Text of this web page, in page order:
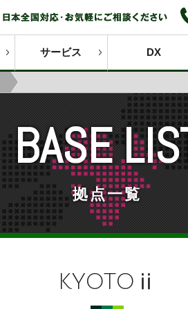
サービス DX
BASE
拠点一覧
KYOTOⅱ